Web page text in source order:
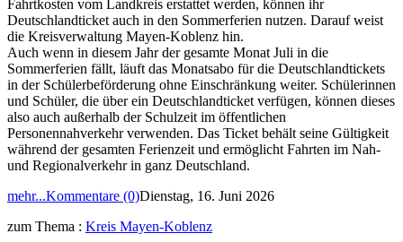
Fahrtkosten vom Landkreis erstattet werden, können ihr
Deutschlandticket auch in den Sommerferien nutzen. Darauf weist
die Kreisverwaltung Mayen-Koblenz hin.
Auch wenn in diesem Jahr der gesamte Monat Juli in die
Sommerferien fällt, läuft das Monatsabo für die Deutschlandtickets
in der Schülerbeförderung ohne Einschränkung weiter. Schülerinnen
und Schüler, die über ein Deutschlandticket verfügen, können dieses
also auch außerhalb der Schulzeit im öffentlichen
Personennahverkehr verwenden. Das Ticket behält seine Gültigkeit
während der gesamten Ferienzeit und ermöglicht Fahrten im Nah-
und Regionalverkehr in ganz Deutschland.
mehr...Kommentare (0)Dienstag, 16. Juni 2026
zum Thema : Kreis Mayen-Koblenz